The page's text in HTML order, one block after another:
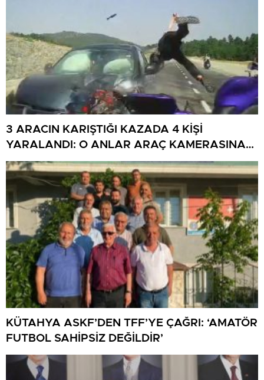
3 ARACIN KARIŞTIĞI KAZADA 4 KİŞİ
YARALANDI: O ANLAR ARAÇ KAMERASINA
YANSIDI
KÜTAHYA ASKF’DEN TFF’YE ÇAĞRI: ‘AMATÖR
FUTBOL SAHİPSİZ DEĞİLDİR’